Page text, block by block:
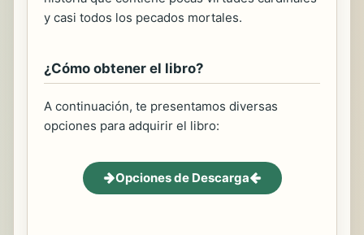
y casi todos los pecados mortales.
¿Cómo obtener el libro?
A continuación, te presentamos diversas
opciones para adquirir el libro:
Opciones de Descarga